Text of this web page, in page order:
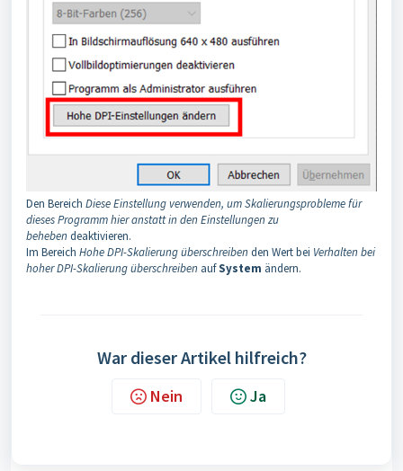
Den Bereich Diese Einstellung verwenden, um Skalierungsprobleme für
dieses Programm hier anstatt in den Einstellungen zu
beheben deaktivieren.
Im Bereich Hohe DPI-Skalierung überschreiben den Wert bei Verhalten bei
hoher DPI-Skalierung überschreiben aufSystem ändern.
War dieser Artikel hilfreich?
Nein Ja